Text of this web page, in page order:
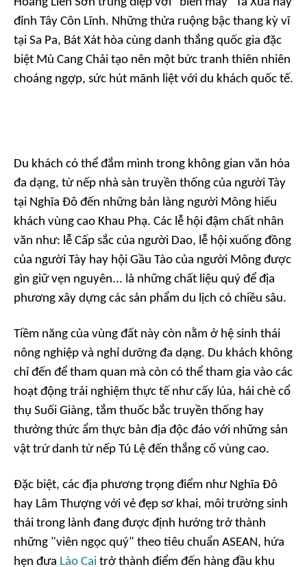
đỉnh Tây Côn Lĩnh. Những thửa ruộng bậc thang kỳ vĩ
tại Sa Pa, Bát Xát hòa cùng danh thắng quốc gia đặc
biệt Mù Cang Chải tạo nên một bức tranh thiên nhiên
choáng ngợp, sức hút mãnh liệt với du khách quốc tế.
Du khách có thể đắm mình trong không gian văn hóa
đa dạng, từ nếp nhà sàn truyền thống của người Tày
tại Nghĩa Đô đến những bản làng người Mông hiếu
khách vùng cao Khau Phạ. Các lễ hội đậm chất nhân
văn như: lễ Cấp sắc của người Dao, lễ hội xuống đồng
của người Tày hay hội Gầu Tào của người Mông được
gìn giữ vẹn nguyên... là những chất liệu quý để địa
phương xây dựng các sản phẩm du lịch có chiều sâu.
Tiềm năng của vùng đất này còn nằm ở hệ sinh thái
nông nghiệp và nghỉ dưỡng đa dạng. Du khách không
chỉ đến để tham quan mà còn có thể tham gia vào các
hoạt động trải nghiệm thực tế như cấy lúa, hái chè cổ
thụ Suối Giàng, tắm thuốc bắc truyền thống hay
thưởng thức ẩm thực bản địa độc đáo với những sản
vật trứ danh từ nếp Tú Lệ đến thắng cố vùng cao.
Đặc biệt, các địa phương trọng điểm như Nghĩa Đô
hay Lâm Thượng với vẻ đẹp sơ khai, môi trường sinh
thái trong lành đang được định hướng trở thành
những "viên ngọc quý" theo tiêu chuẩn ASEAN, hứa
hẹn đưa Lào Cai trở thành điểm đến hàng đầu khu